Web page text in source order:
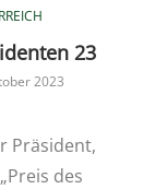
23
2023
Präsident,
des